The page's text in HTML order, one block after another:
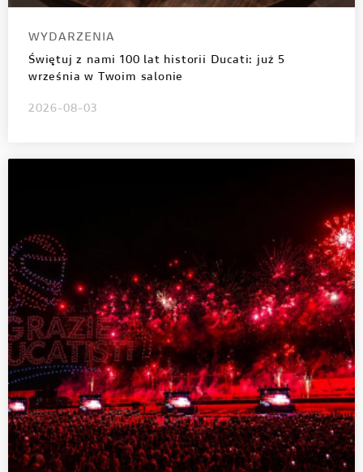
WYDARZENIA
Świętuj z nami 100 lat historii Ducati: już 5
września w Twoim salonie
2026-08-03